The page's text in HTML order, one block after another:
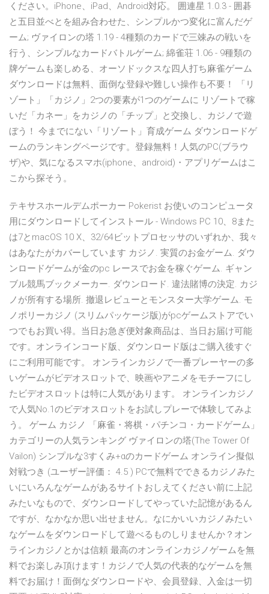
ください。iPhone、iPad、Android対応。 囲連星 1.0.3 - 囲碁
と五目並べとを組み合わせた、シンプルかつ変化に富んだゲ
ーム; ヴァイロンの塔 1.19 - 4種類のカードで三竦みの戦いを
行う、シンプルなカードバトルゲーム; 綿雀荘 1.06 - 9種類の
牌ゲームも楽しめる、オーソドックスな四人打ち麻雀ゲーム
ダウンロードは無料、面倒な登録や難しい操作も不要！ 「リ
ゾート」「カジノ」2つの要素が1つのゲームに リゾートで稼
いだ「カネー」をカジノの「チップ」と交換し、カジノで遊
ぼう！ 今までにない「リゾート」育成ゲーム ダウンロードゲ
ームのランキングページです。登録無料！人気のPC(ブラウ
ザ)や、気になるスマホ(iphone、android)・アプリゲームはこ
こから探そう。
テキサスホールデムポーカー Pokerist お使いのコンピュータ
用にダウンロードしてインストール - Windows PC 10、8また
は7とmacOS 10 X、32/64ビットプロセッサのいずれか、我々
はあなたがカバーしています カジノ. 実質のお金ゲーム. ダウ
ンロードゲームが金のpc レースでお金を稼ぐゲーム. ギャン
ブル競馬ブックメーカー. ダウンロード. 違法賭博の決定. カジ
ノが所有する場所. 撤退レビューとモンスター大学ゲーム. モ
ノポリーカジノ (スリムパッケージ版)がpcゲームストアでい
つでもお買い得。当日お急ぎ便対象商品は、当日お届け可能
です。オンラインコード版、ダウンロード版はご購入後すぐ
にご利用可能です。 オンラインカジノで一番プレーヤーの多
いゲームがビデオスロットで、映画やアニメをモチーフにし
たビデオスロットは特に人気があります。 オンラインカジノ
で人気No.1のビデオスロットをお試しプレーで体験してみよ
う。 ゲーム カジノ 「麻雀・将棋・パチンコ・カードゲーム」
カテゴリーの人気ランキング ヴァイロンの塔(The Tower Of
Vailon) シンプルな3すくみ+αのカードゲーム オンライン擬似
対戦つき (ユーザー評価： 4.5 ) PCで無料でできるカジノみた
いにいろんなゲームがあるサイトおしえてください前に上記
みたいなもので、ダウンロードしてやっていた記憶があるん
ですが、なかなか思い出せません。なにかいいカジノみたい
なゲームをダウンロードして遊べるものしりませんか？オン
ラインカジノとかは信頼 最高のオンラインカジノゲームを無
料でお楽しみ頂けます！カジノで人気の代表的なゲームを無
料でお届け！面倒なダウンロードや、会員登録、入金は一切